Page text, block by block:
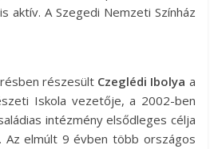
aktív. A Szegedi Nemzeti Színház
részesült Czeglédi Ibolya a
Iskola vezetője, a 2002-ben
intézmény elsődleges célja
Az elmúlt 9 évben több országos